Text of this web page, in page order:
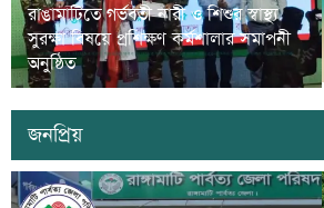
রাঙামাটিতে গর্ভবতী নারী ও শিশুর স্বাস্থ্য
সুরক্ষা বিষয়ে প্রশিক্ষণ কর্মশালার সমাপনী
অনুষ্ঠিত
জনপ্রিয়